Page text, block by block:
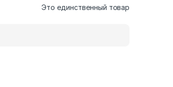
Это единственный товар